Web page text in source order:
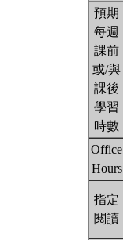
預期
每週
課前
或/與
課後
學習
時數
Office
Hours
指定
閱讀